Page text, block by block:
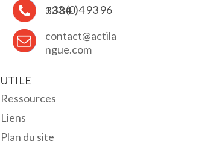
+33 (0)4 93 96 33 84
contact@actila
ngue.com
UTILE
Ressources
Liens
Plan du site